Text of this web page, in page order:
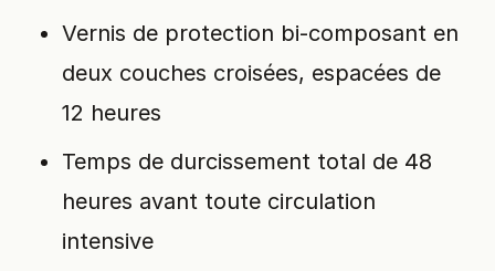
Vernis de protection bi-composant en
deux couches croisées, espacées de
12 heures
Temps de durcissement total de 48
heures avant toute circulation
intensive